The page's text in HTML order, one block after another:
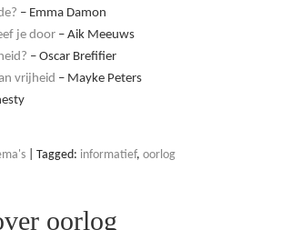
– Emma Damon
je door – Aik Meeuws
– Oscar Brefifier
vrijheid – Mayke Peters
Tagged: informatief, oorlog
oorlog